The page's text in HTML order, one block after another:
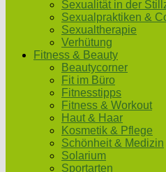
Sexualität in der
Sexualpraktiken &
Sexualtherapie
Verhütung
Fitness & Beauty
Beautycorner
Fit im Büro
Fitnesstipps
Fitness & Workout
Haut & Haar
Kosmetik & Pflege
Schönheit & Medizin
Solarium
Sportarten